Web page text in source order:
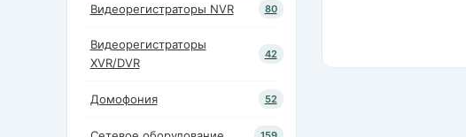
Видеорегистраторы NVR 80
Видеорегистраторы
XVR/DVR
42
Домофония 52